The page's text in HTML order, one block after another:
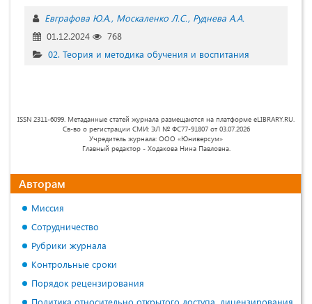
Евграфова Ю.А. Москаленко Л.С. Руднева А.А.
01.12.2024
768
02. Теория и методика обучения и воспитания
ISSN 2311-6099. Метаданные статей журнала размещаются на платформе eLIBRARY.RU.
Св-во о регистрации СМИ: ЭЛ № ФС77-91807 от 03.07.2026
Учредитель журнала: ООО «Юниверсум»
Главный редактор - Ходакова Нина Павловна.
Авторам
Миссия
Сотрудничество
Рубрики журнала
Контрольные сроки
Порядок рецензирования
Политика относительно открытого доступа, лицензирования